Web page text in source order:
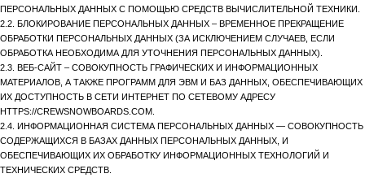
ПЕРСОНАЛЬНЫХ ДАННЫХ С ПОМОЩЬЮ СРЕДСТВ ВЫЧИСЛИТЕЛЬНОЙ ТЕХНИКИ.
2.2. БЛОКИРОВАНИЕ ПЕРСОНАЛЬНЫХ ДАННЫХ – ВРЕМЕННОЕ ПРЕКРАЩЕНИЕ
ОБРАБОТКИ ПЕРСОНАЛЬНЫХ ДАННЫХ (ЗА ИСКЛЮЧЕНИЕМ СЛУЧАЕВ, ЕСЛИ
ОБРАБОТКА НЕОБХОДИМА ДЛЯ УТОЧНЕНИЯ ПЕРСОНАЛЬНЫХ ДАННЫХ).
2.3. ВЕБ-САЙТ – СОВОКУПНОСТЬ ГРАФИЧЕСКИХ И ИНФОРМАЦИОННЫХ
МАТЕРИАЛОВ, А ТАКЖЕ ПРОГРАММ ДЛЯ ЭВМ И БАЗ ДАННЫХ, ОБЕСПЕЧИВАЮЩИХ
ИХ ДОСТУПНОСТЬ В СЕТИ ИНТЕРНЕТ ПО СЕТЕВОМУ АДРЕСУ
HTTPS://CREWSNOWBOARDS.COM.
2.4. ИНФОРМАЦИОННАЯ СИСТЕМА ПЕРСОНАЛЬНЫХ ДАННЫХ — СОВОКУПНОСТЬ
СОДЕРЖАЩИХСЯ В БАЗАХ ДАННЫХ ПЕРСОНАЛЬНЫХ ДАННЫХ, И
ОБЕСПЕЧИВАЮЩИХ ИХ ОБРАБОТКУ ИНФОРМАЦИОННЫХ ТЕХНОЛОГИЙ И
ТЕХНИЧЕСКИХ СРЕДСТВ.